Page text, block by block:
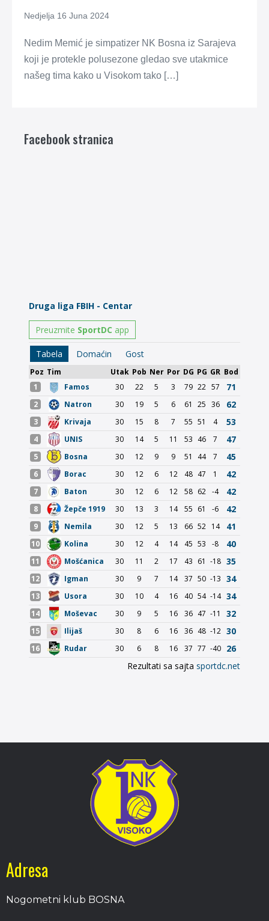
Nedjelja 16 Juna 2024
Nedim Memić je simpatizer NK Bosna iz Sarajeva
koji je protekle polusezone gledao sve utakmice
našeg tima kako u Visokom tako […]
Facebook stranica
Adresa
Nogometni klub BOSNA